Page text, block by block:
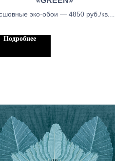
эко-обои — 4850 руб./кв.м.,
Бесшовыне обои блекаут — 5450
Подробнее